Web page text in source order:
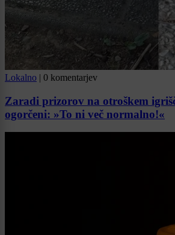
Lokalno | 0 komentarjev
Zaradi prizorov na otroškem
ogorčeni: »To ni več normalno!«